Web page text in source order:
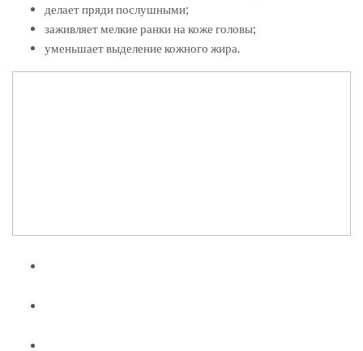
делает пряди послушными;
заживляет мелкие ранки на коже головы;
уменьшает выделение кожного жира.